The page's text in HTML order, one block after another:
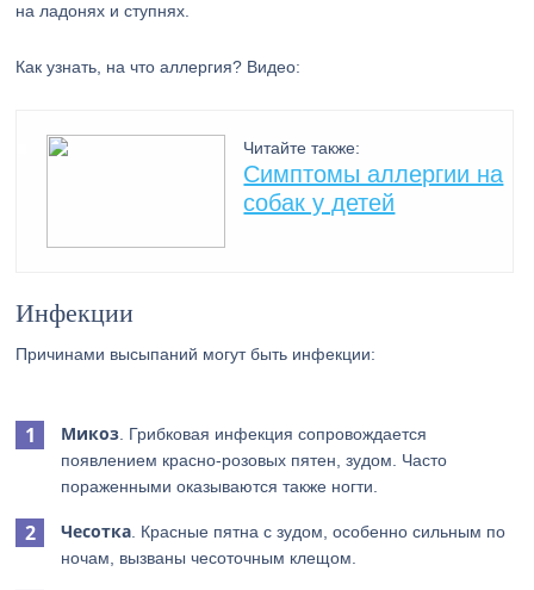
на ладонях и ступнях.
Как узнать, на что аллергия? Видео:
Читайте также:
Симптомы аллергии на
собак у детей
Инфекции
Причинами высыпаний могут быть инфекции:
Микоз . Грибковая инфекция сопровождается
появлением красно-розовых пятен, зудом. Часто
пораженными оказываются также ногти.
Чесотка . Красные пятна с зудом, особенно сильным по
ночам, вызваны чесоточным клещом.